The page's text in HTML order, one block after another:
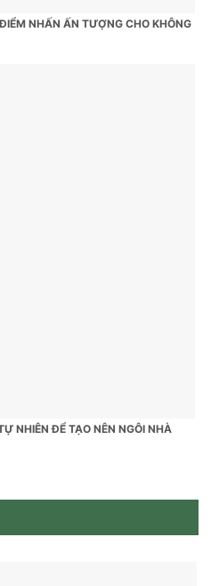
NHẤN ẤN TƯỢNG CHO KHÔNG
NHIÊN ĐỂ TẠO NÊN NGÔI NHÀ